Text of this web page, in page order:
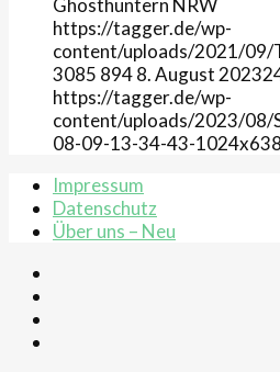
https://tagger.de/wp-
content/uploads/2021/09/
3085 8948. August 2023
https://tagger.de/wp-
content/uploads/2023/08/
08-09-13-34-43-
Impressum
Datenschutz
Über uns – Neu